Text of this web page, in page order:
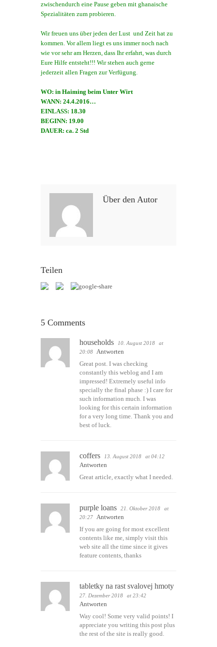
zwischendurch eine Pause geben mit ghanaische
Spezialitäten zum probieren.
Wir freuen uns über jeden der Lust und Zeit hat zu
kommen. Vor allem liegt es uns immer noch nach
wie vor sehr am Herzen, dass Ihr erfahrt, was durch
Eure Hilfe entsteht!!! Wir stehen auch gerne
jederzeit allen Fragen zur Verfügung.
WO: in Haiming beim Unter Wirt
WANN: 24.4.2016…
EINLASS: 18.30
BEGINN: 19.00
DAUER: ca. 2 Std
Über den Autor
Teilen
5 Comments
households 10. August 2018
at
20:08 Antworten
Great post. I was checking
constantly this weblog and I am
impressed! Extremely useful info
specially the final phase :) I care for
such information much. I was
looking for this certain information
for a very long time. Thank you and
best of luck.
coffers 13. August 2018 at 04:12
Antworten
Great article, exactly what I needed.
purple loans 21. Oktober 2018
at
20:27 Antworten
If you are going for most excellent
contents like me, simply visit this
web site all the time since it gives
feature contents, thanks
tabletky na rast svalovej hmoty
27. Dezember 2018 at 23:42
Antworten
Way cool! Some very valid points! I
appreciate you writing this post plus
the rest of the site is really good.